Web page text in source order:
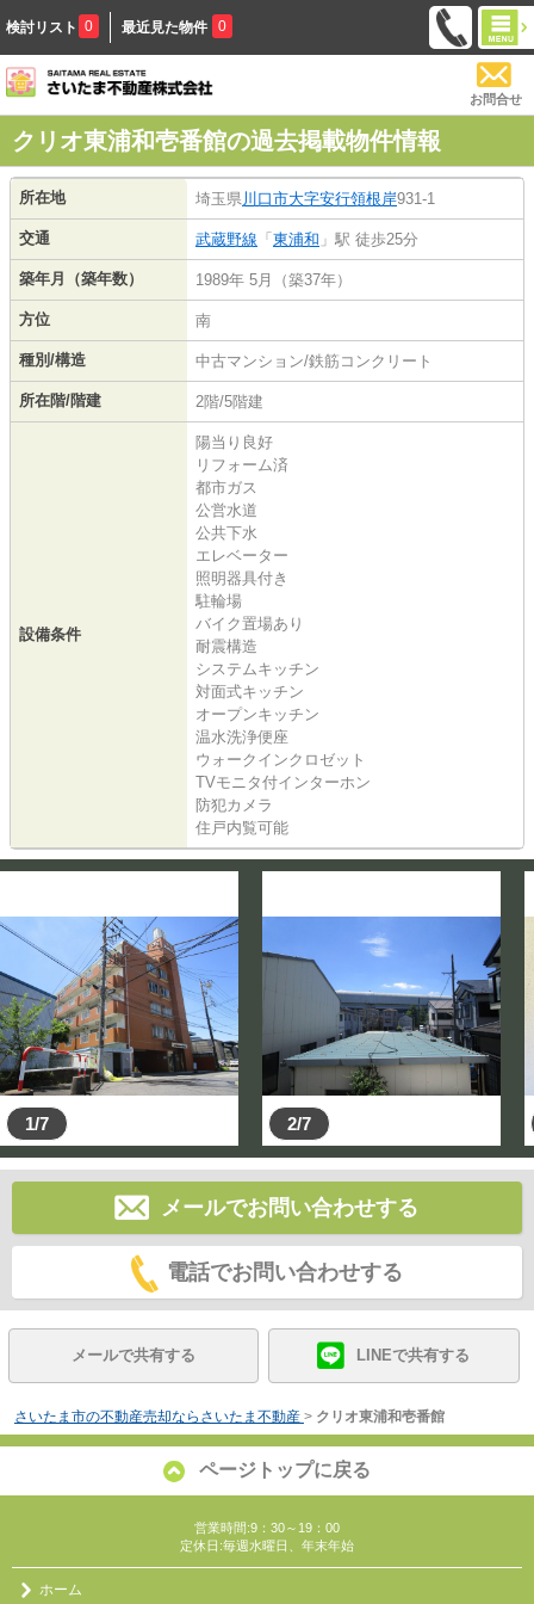
検討リスト 0 最近見た物件 0
お問合せ
クリオ東浦和壱番館の過去掲載物件情報
所在地 埼玉県川口市大字安行領根岸931-1
交通 武蔵野線 「 東浦和 」駅 徒歩25分
築年月（築年数） 1989年 5月（築37年）
方位 南
種別/構造 中古マンション/鉄筋コンクリート
所在階/階建 2階/5階建
設備条件
陽当り良好
リフォーム済
都市ガス
公営水道
公共下水
エレベーター
照明器具付き
駐輪場
バイク置場あり
耐震構造
システムキッチン
対面式キッチン
オープンキッチン
温水洗浄便座
ウォークインクロゼット
TVモニタ付インターホン
防犯カメラ
住戸内覧可能
1/7 2/7
メールでお問い合わせする
電話でお問い合わせする
メールで共有する LINEで共有する
さいたま市の不動産売却ならさいたま不動産 > クリオ東浦和壱番館
ページトップに戻る
営業時間:9：30～19：00
定休日:毎週水曜日、年末年始
ホーム